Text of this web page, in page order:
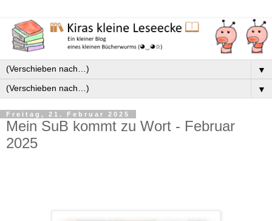
▼
▼
Freitag, 21. Februar 2025
Mein SuB kommt zu Wort - Februar
2025